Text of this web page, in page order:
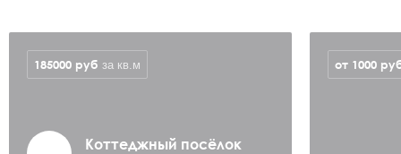
Коттеджный посёлок
185000 руб за кв.м от 1000